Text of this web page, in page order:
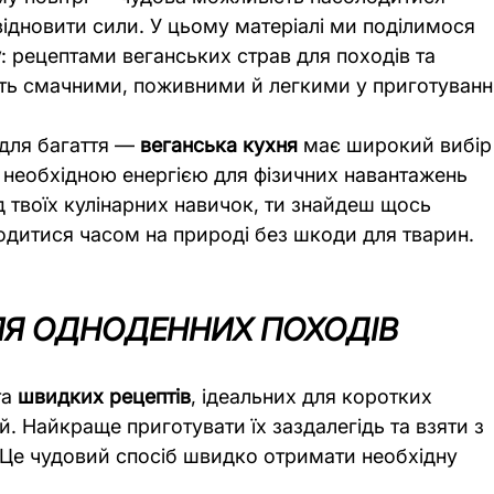
сили. У цьому матеріалі ми поділимося
: рецептами веганських страв для походів та
смачними, поживними й легкими у
багаття — веганська кухня має широкий
енергією для фізичних навантажень
кулінарних навичок, ти знайдеш щось
часом на природі без шкоди для тварин.
ОДНОДЕННИХ ПОХОДІВ
швидких рецептів, ідеальних для коротких
Найкраще приготувати їх заздалегідь та взяти з
чудовий спосіб швидко отримати необхідну